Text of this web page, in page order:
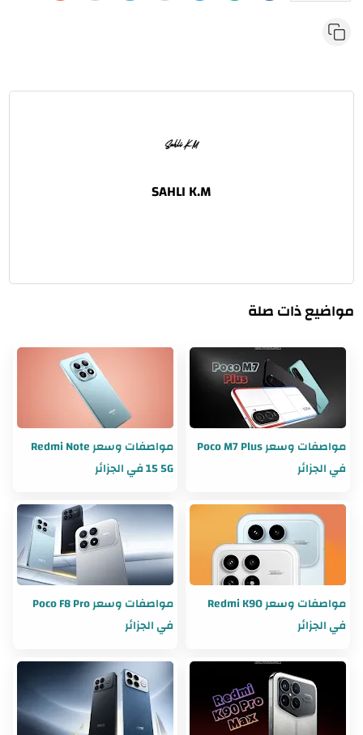
مواضيع ذات صلة
مواصفات وسعر Poco M7 Plus
في الجزائر
مواصفات وسعر Redmi Note
15 5G في الجزائر
مواصفات وسعر Redmi K90
في الجزائر
مواصفات وسعر Poco F8 Pro
في الجزائر